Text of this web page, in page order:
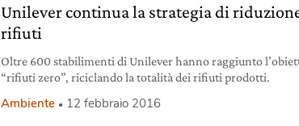
Unilever continua la strategia di
rifiuti
Oltre 600 stabilimenti di Unilever hanno raggiunto
“rifiuti zero”, riciclando la totalità dei rifiuti prodotti.
Ambiente 12 febbraio 2016